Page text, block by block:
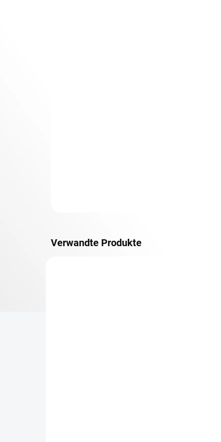
Verwandte Produkte